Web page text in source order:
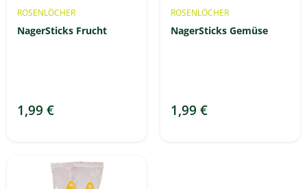
ROSENLÖCHER
NagerSticks Frucht
1,99 €
ROSENLÖCHER
NagerSticks Gemüse
1,99 €